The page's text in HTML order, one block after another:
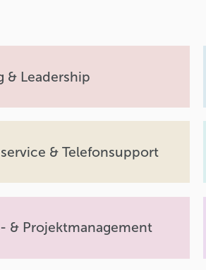
& Leadership
& Telefonsupport
& Projektmanagement